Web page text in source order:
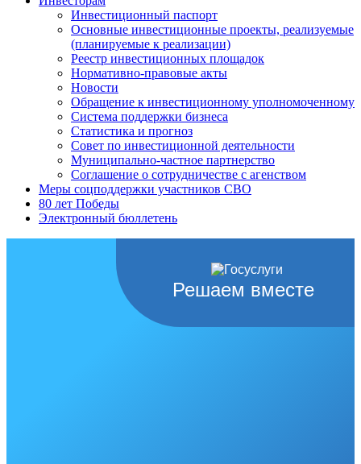
Инвестиционный паспорт
Основные инвестиционные проекты, реализуемые
(планируемые к реализации)
Реестр инвестиционных площадок
Нормативно-правовые акты
Новости
Обращение к инвестиционному уполномоченному
Система поддержки бизнеса
Статистика и прогноз
Совет по инвестиционной деятельности
Муниципально-частное партнерство
Соглашение о сотрудничестве с агенством
Меры соцподдержки участников СВО
80 лет Победы
Электронный бюллетень
Решаем вместе